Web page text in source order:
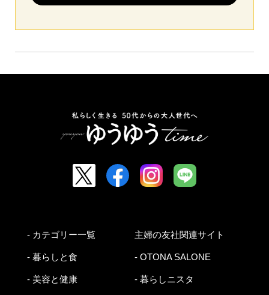
- カテゴリー一覧
- 暮らしと食
- 美容と健康
主婦の友社関連サイト
- OTONA SALONE
- 暮らしニスタ